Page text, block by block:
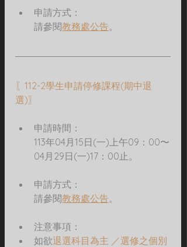
申請方式：
請參閱教務處公告。
〖112-2學生申請停修課程(期中退
選)〗
申請時間：
113年04月15日(一)上午09：00〜
04月29日(一)17：00止。
申請方式：
請參閱教務處公告。
注意事項：
如欲退選科目為主 ／選修之個別